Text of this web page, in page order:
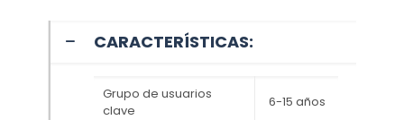
CARACTERÍSTICAS:
Grupo de usuarios
clave
6-15 años